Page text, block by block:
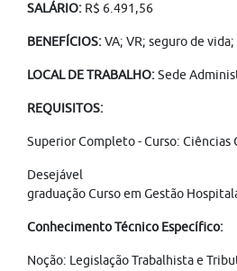
SALÁRIO: R$ 6.491,56
BENEFÍCIOS:VA; VR; seguro de
LOCAL DE TRABALHO:Sede
REQUISITOS:
Superior Completo - Curso:
graduação Curso em Gestão
Conhecimento Técnico Específico:
Noção: Legislação Trabalhista e